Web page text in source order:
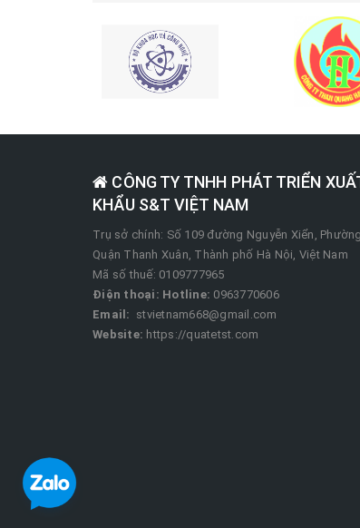
CÔNG TY TNHH PHÁT TRIỂN
KHẨU S&T VIỆT NAM
Trụ sở chính: Số 109 đường Nguyễn Xiển,
Quận Thanh Xuân, Thành phố Hà Nội, Việt Nam
Mã số thuế: 0109777965
Điện thoại: Hotline: 0963770606
Email: stvietnam668@gmail.com
Website: https://quatetst.com